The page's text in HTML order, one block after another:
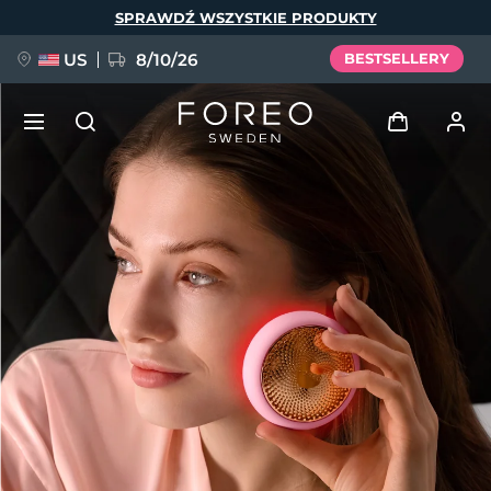
SPRAWDŹ WSZYSTKIE PRODUKTY
US 8/10/26 BESTSELLERY
Zaloguj
Profil użytkownika
Moje urządzenia
Moje zamówienia
Moje adresy
Moje subskrypcje
NOWOŚĆ
FAQ™ Pure Beauty-Tech Elixir
BREAKING NEWS
issa™ Teeth Whitening Set
Deutsch
Español
Français
Italiano
Português
Polski
Svenska
Русский
Türkçe
简体中文 繁體中文